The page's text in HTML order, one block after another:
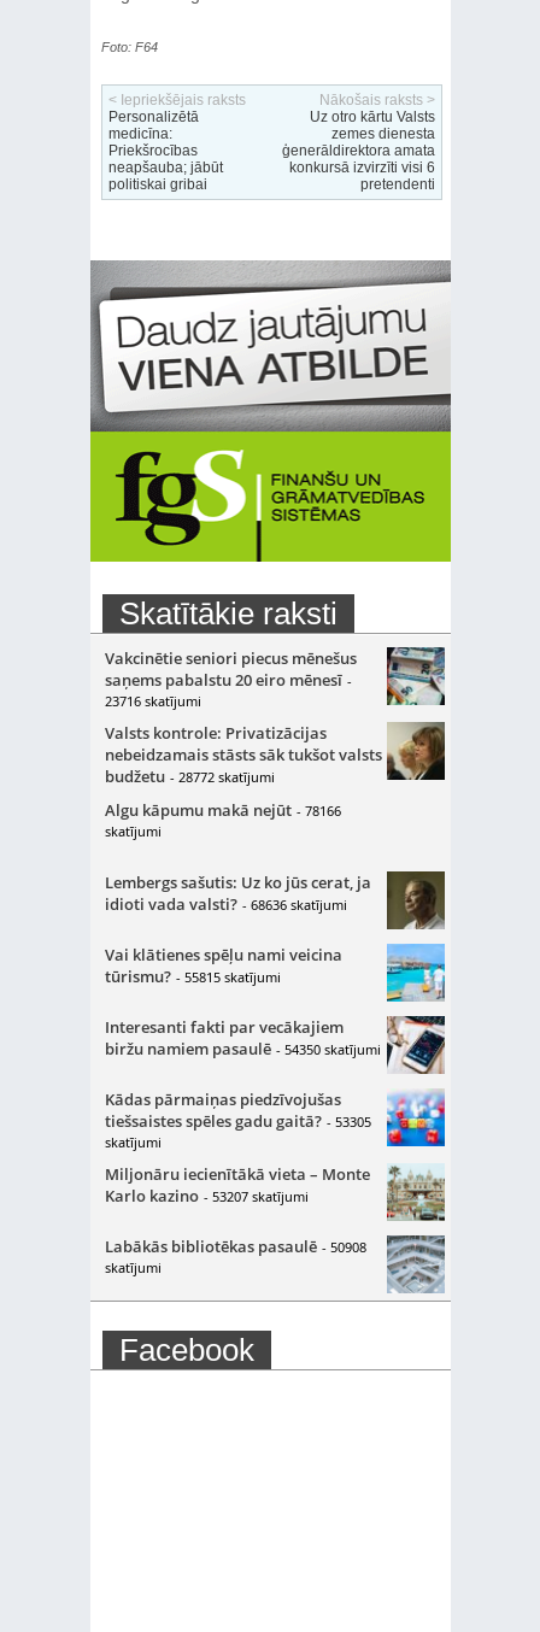
Foto: F64
< Iepriekšējais raksts
Personalizētā
medicīna:
Priekšrocības
neapšauba; jābūt
politiskai gribai
Nākošais raksts >
Uz otro kārtu Valsts
zemes dienesta
ģenerāldirektora amata
konkursā izvirzīti visi 6
pretendenti
Skatītākie raksti
Vakcinētie seniori piecus mēnešus
saņems pabalstu 20 eiro mēnesī -
23716 skatījumi
Valsts kontrole: Privatizācijas
nebeidzamais stāsts sāk tukšot valsts
budžetu - 28772 skatījumi
Algu kāpumu makā nejūt - 78166
skatījumi
Lembergs sašutis: Uz ko jūs cerat, ja
idioti vada valsti? - 68636 skatījumi
Vai klātienes spēļu nami veicina
tūrismu? - 55815 skatījumi
Interesanti fakti par vecākajiem
biržu namiem pasaulē - 54350 skatījumi
Kādas pārmaiņas piedzīvojušas
tiešsaistes spēles gadu gaitā? - 53305
skatījumi
Miljonāru iecienītākā vieta – Monte
Karlo kazino - 53207 skatījumi
Labākās bibliotēkas pasaulē - 50908
skatījumi
Facebook